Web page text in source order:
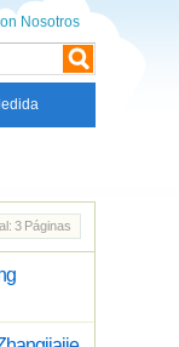
Nosotros
3 Páginas